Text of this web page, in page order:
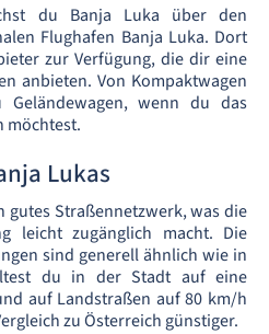
du Banja Luka über den
Flughafen Banja Luka. Dort
zur Verfügung, die dir eine
anbieten. Von Kompaktwagen
wenn du das
möchtest.
Lukas
gutes Straßennetzwerk, was die
leicht zugänglich macht. Die
sind generell ähnlich wie in
du in der Stadt auf eine
auf Landstraßen auf 80 km/h
zu Österreich günstiger.